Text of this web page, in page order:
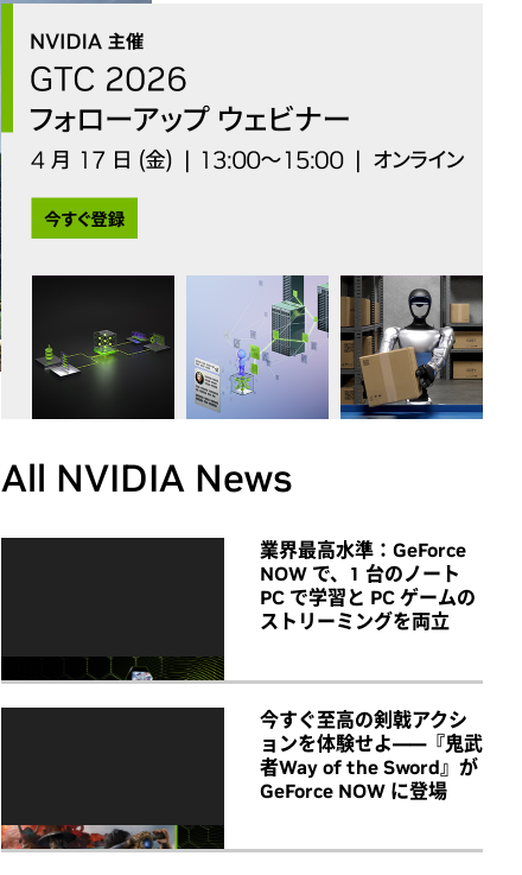
All NVIDIA News
業界最高水準：GeForce
NOW で、1 台のノート
PC で学習と PC ゲームの
ストリーミングを両立
今すぐ至高の剣戟アクシ
ョンを体験せよ――『鬼武
者Way of the Sword』が
GeForce NOW に登場